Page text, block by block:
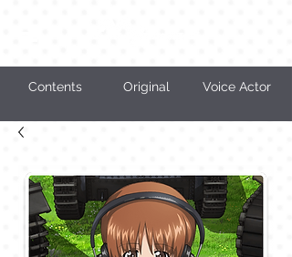
Contents Original Voice Actor